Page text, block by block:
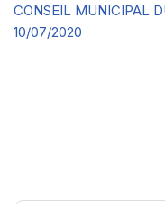
CONSEIL MUNICIPAL
10/07/2020